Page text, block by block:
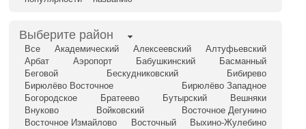
Выберите район
Все Академический Алексеевский
Алтуфьевский
Арбат
Аэропорт Бабушкинский
Басманный
Беговой
Бескудниковский
Бибирево
Бирюлёво Восточное
Бирюлёво Западное
Богородское
Братеево Бутырский
Вешняки
Внуково
Войковский
Восточное Дегунино
Восточное Измайлово
Восточный
Выхино-Жулебино